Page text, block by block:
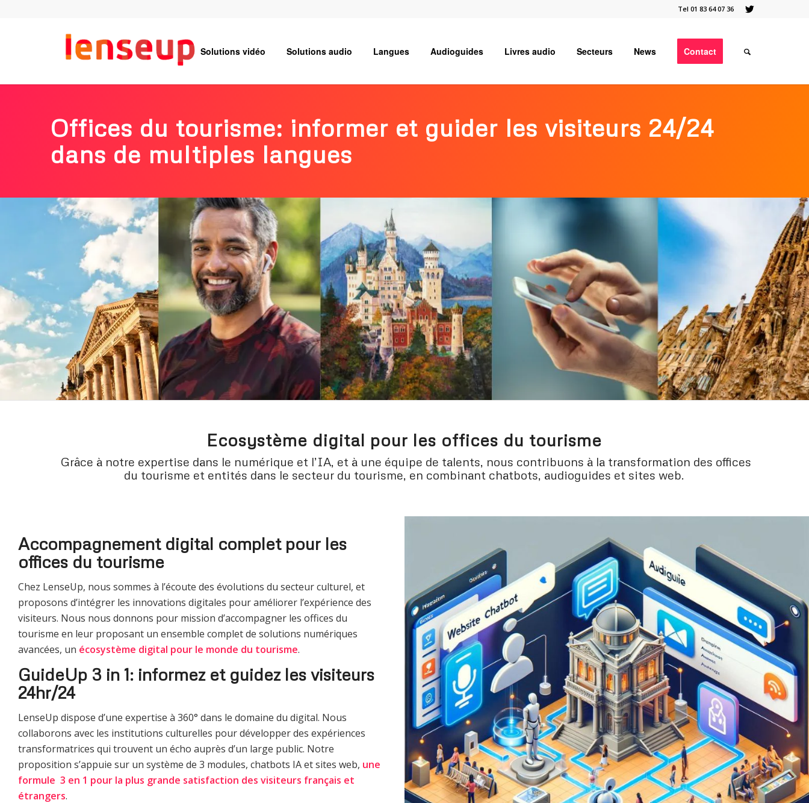
Tel 01 83 64 07 36
Solutions vidéo Solutions audio Langues Audioguides Livres audio Secteurs News Contact
Offices du tourisme: informer et guider les visiteurs 24/24
dans de multiples langues
Ecosystème digital pour les offices du tourisme
Grâce à notre expertise dans le numérique et l’IA, et à une équipe de talents, nous contribuons à la transformation des offices
du tourisme et entités dans le secteur du tourisme, en combinant chatbots, audioguides et sites web.
Accompagnement digital complet pour les
offices du tourisme
Chez LenseUp, nous sommes à l’écoute des évolutions du secteur culturel, et
proposons d’intégrer les innovations digitales pour améliorer l’expérience des
visiteurs. Nous nous donnons pour mission d’accompagner les offices du
tourisme en leur proposant un ensemble complet de solutions numériques
avancées, un écosystème digital pour le monde du tourisme.
GuideUp 3 in 1: informez et guidez les visiteurs
24hr/24
LenseUp dispose d’une expertise à 360° dans le domaine du digital. Nous
collaborons avec les institutions culturelles pour développer des expériences
transformatrices qui trouvent un écho auprès d’un large public. Notre
proposition s’appuie sur un système de 3 modules, chatbots IA et sites web, une
formule 3 en 1 pour la plus grande satisfaction des visiteurs français et
étrangers.